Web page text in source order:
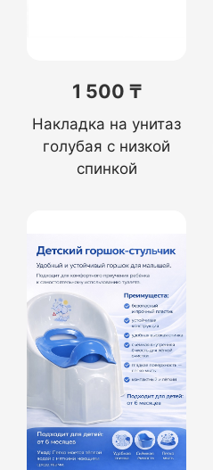
1 500 ₸
Накладка на унитаз
голубая с низкой
спинкой